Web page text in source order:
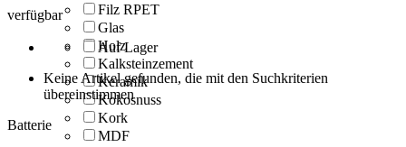
Filz RPET
Glas
Holz
Kalksteinzement
Keramik
Kokosnuss
Kork
MDF
verfügbar
Auf Lager
Keine Artikel gefunden, die mit den Suchkriterien
übereinstimmen
Batterie